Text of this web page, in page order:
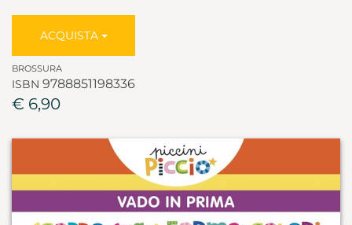
ACQUISTA
BROSSURA
ISBN 9788851198336
€ 6,90